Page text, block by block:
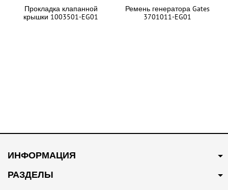
Прокладка клапанной
крышки 1003501-EG01
Ремень генератора Gates
3701011-EG01
160 грн Купить
Свеча зажигания 3707100-
300 грн Купить
ИНФОРМАЦИЯ
РАЗДЕЛЫ